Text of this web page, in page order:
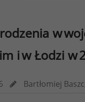
w
i w Łodzi w
Bartłomiej